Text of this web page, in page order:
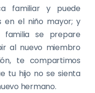
familiar y puede
en el niño mayor; y
se prepare
al nuevo miembro
te compartimos
tu hijo no se sienta
hermano.